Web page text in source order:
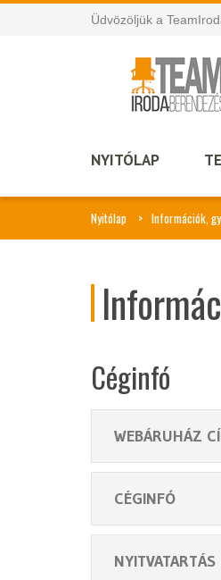
Üdvözöljük a
NYITÓLAP
Nyitólap Információk,
Céginfó
WEBÁRUHÁZ
CÉGINFÓ
NYITVATARTÁS